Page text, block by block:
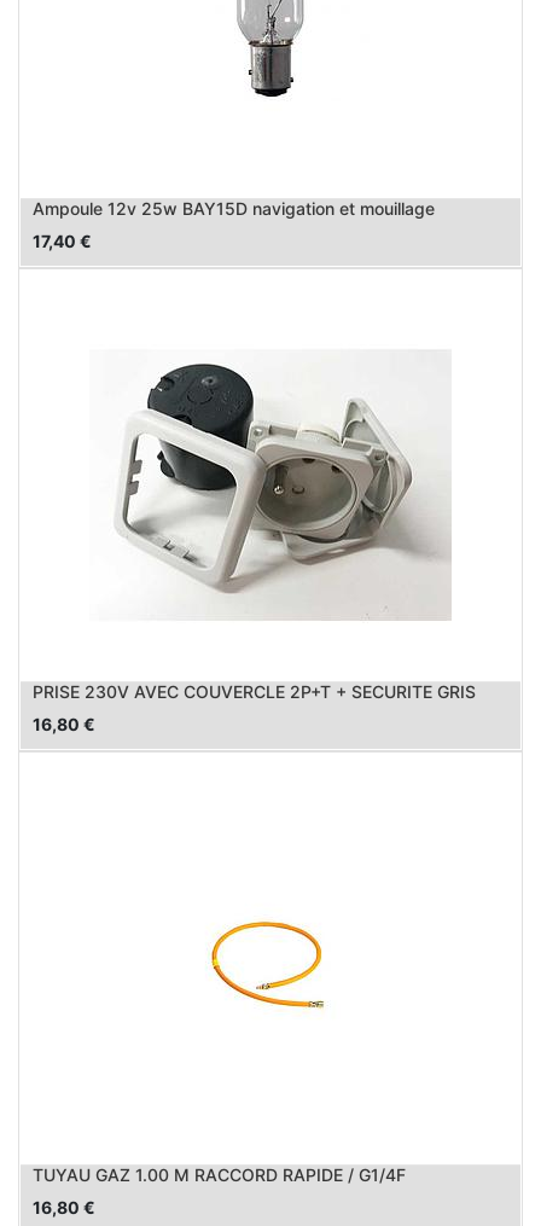
Ampoule 12v 25w BAY15D navigation et mouillage
17,40 €
PRISE 230V AVEC COUVERCLE 2P+T + SECURITE GRIS
16,80 €
TUYAU GAZ 1.00 M RACCORD RAPIDE / G1/4F
16,80 €